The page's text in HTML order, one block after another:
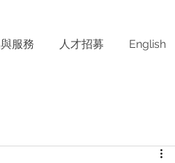
服務 人才招募 English